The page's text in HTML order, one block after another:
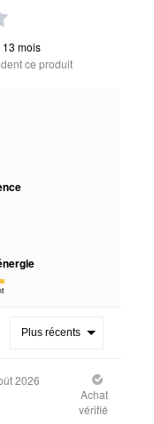
mois
ce produit
Plus récents
2026
Achat
vérifié